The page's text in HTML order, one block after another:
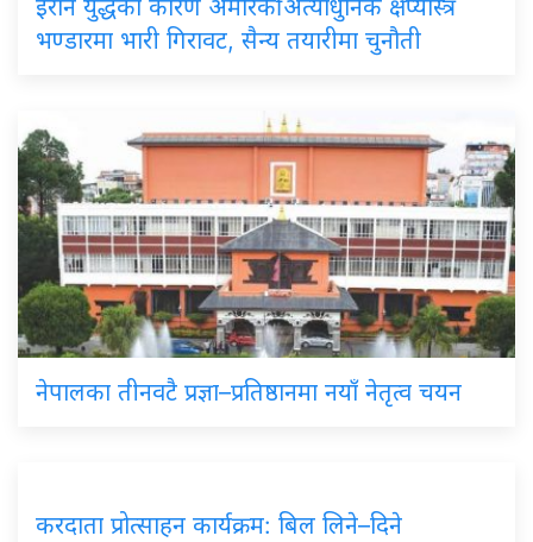
इरान युद्धका कारण अमेरिकी अत्याधुनिक क्षेप्यास्त्र
भण्डारमा भारी गिरावट, सैन्य तयारीमा चुनौती
नेपालका तीनवटै प्रज्ञा–प्रतिष्ठानमा नयाँ नेतृत्व चयन
करदाता प्रोत्साहन कार्यक्रम: बिल लिने–दिने